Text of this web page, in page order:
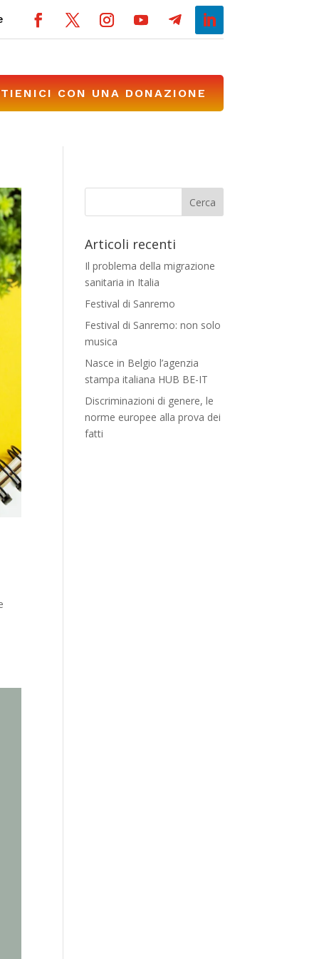
CON UNA DONAZIONE
Articoli recenti
Il problema della migrazione
sanitaria in Italia
Festival di Sanremo
Festival di Sanremo: non solo
musica
Nasce in Belgio l’agenzia
stampa italiana HUB BE-IT
Discriminazioni di genere, le
norme europee alla prova dei
fatti